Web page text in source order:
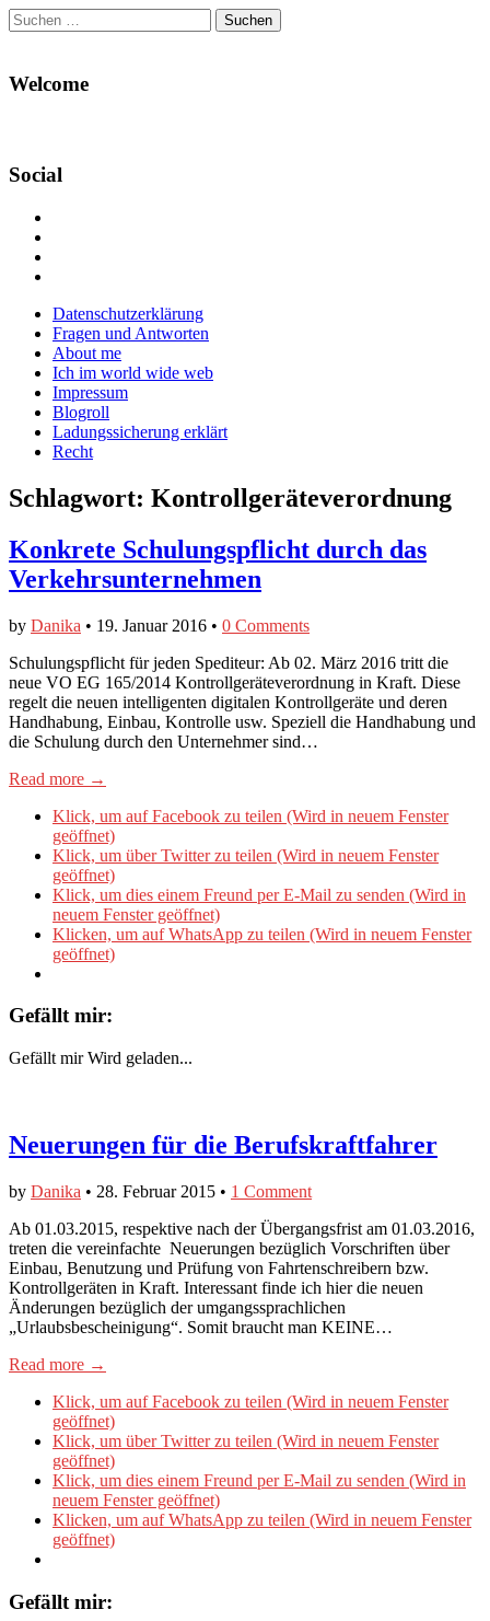
Suchen
nach:
Welcome
Social
Facebook
anzeigen
Twitter
anzeigen
auf
Instagram
anzeigen
Main
menu
Skip
content
Datenschutzerklärung
Fragen und Antworten
About me
Ich im world wide web
Impressum
Blogroll
Ladungssicherung erklärt
Recht
Schlagwort: Kontrollgeräteverordnung
Konkrete Schulungspflicht durch das
Verkehrsunternehmen
by Danika • 19. Januar 2016 • 0 Comments
Schulungspflicht für jeden Spediteur: Ab 02. März 2016 tritt die
neue VO EG 165/2014 Kontrollgeräteverordnung in Kraft. Diese
regelt die neuen intelligenten digitalen Kontrollgeräte und deren
Handhabung, Einbau, Kontrolle usw. Speziell die Handhabung und
die Schulung durch den Unternehmer sind…
Read more →
Klick, um auf Facebook zu teilen (Wird in neuem Fenster
geöffnet)
Klick, um über Twitter zu teilen (Wird in neuem Fenster
geöffnet)
Klick, um dies einem Freund per E-Mail zu senden (Wird in
neuem Fenster geöffnet)
Klicken, um auf WhatsApp zu teilen (Wird in neuem Fenster
geöffnet)
Gefällt mir:
Gefällt mir Wird geladen...
Neuerungen für die Berufskraftfahrer
by Danika • 28. Februar 2015 • 1 Comment
Ab 01.03.2015, respektive nach der Übergangsfrist am 01.03.2016,
treten die vereinfachte Neuerungen bezüglich Vorschriften über
Einbau, Benutzung und Prüfung von Fahrtenschreibern bzw.
Kontrollgeräten in Kraft. Interessant finde ich hier die neuen
Änderungen bezüglich der umgangssprachlichen
„Urlaubsbescheinigung“. Somit braucht man KEINE…
Read more →
Klick, um auf Facebook zu teilen (Wird in neuem Fenster
geöffnet)
Klick, um über Twitter zu teilen (Wird in neuem Fenster
geöffnet)
Klick, um dies einem Freund per E-Mail zu senden (Wird in
neuem Fenster geöffnet)
Klicken, um auf WhatsApp zu teilen (Wird in neuem Fenster
geöffnet)
Gefällt mir: